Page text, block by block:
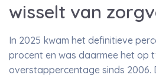
wisselt van
In 2025 kwam het definitieve
procent en was daarmee het op
overstappercentage sinds 2006.